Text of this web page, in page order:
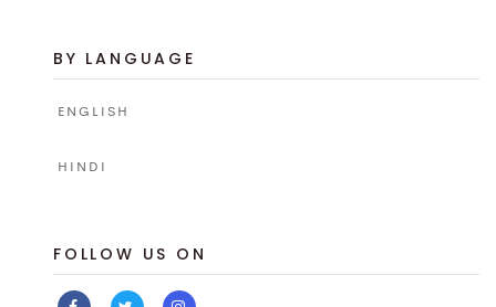
BY LANGUAGE
ENGLISH
HINDI
FOLLOW US ON